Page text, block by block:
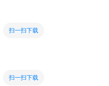
扫一扫下载
扫一扫下载